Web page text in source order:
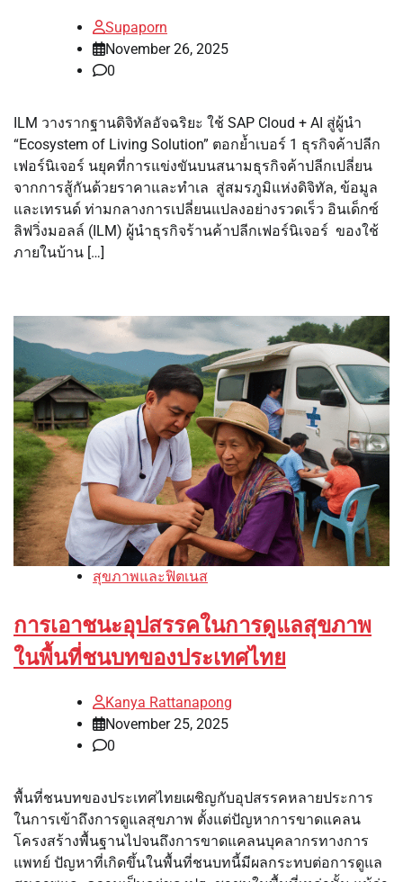
Supaporn
November 26, 2025
0
ILM วางรากฐานดิจิทัลอัจฉริยะ ใช้ SAP Cloud + AI สู่ผู้นำ
“Ecosystem of Living Solution” ตอกย้ำเบอร์ 1 ธุรกิจค้าปลีก
เฟอร์นิเจอร์ นยุคที่การแข่งขันบนสนามธุรกิจค้าปลีกเปลี่ยน
จากการสู้กันด้วยราคาและทำเล สู่สมรภูมิแห่งดิจิทัล, ข้อมูล
และเทรนด์ ท่ามกลางการเปลี่ยนแปลงอย่างรวดเร็ว อินเด็กซ์
ลิฟวิ่งมอลล์ (ILM) ผู้นำธุรกิจร้านค้าปลีกเฟอร์นิเจอร์ ของใช้
ภายในบ้าน […]
สุขภาพและฟิตเนส
การเอาชนะอุปสรรคในการดูแลสุขภาพ
ในพื้นที่ชนบทของประเทศไทย
Kanya Rattanapong
November 25, 2025
0
พื้นที่ชนบทของประเทศไทยเผชิญกับอุปสรรคหลายประการ
ในการเข้าถึงการดูแลสุขภาพ ตั้งแต่ปัญหาการขาดแคลน
โครงสร้างพื้นฐานไปจนถึงการขาดแคลนบุคลากรทางการ
แพทย์ ปัญหาที่เกิดขึ้นในพื้นที่ชนบทนี้มีผลกระทบต่อการดูแล